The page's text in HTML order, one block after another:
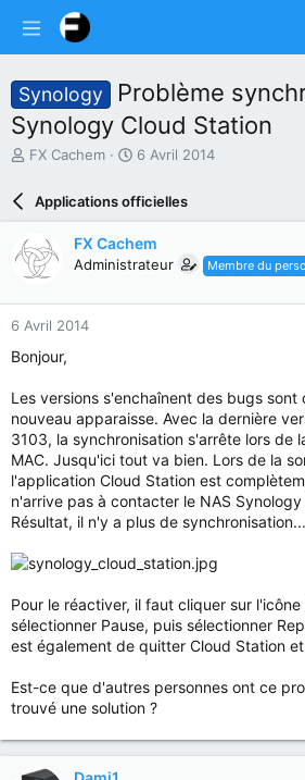
Synology
Problème
Synology Cloud Station
A
e
r
d
s
u
FX Cachem
D
t
e
e
d
b
6 Avril 2014
Applications officielles
FX Cachem
Administrateur Membre du
6 Avril 2014
Bonjour,
Les versions s'enchaînent des bugs sont
nouveau apparaisse. Avec la dernière
3103, la synchronisation s'arrête lors de
MAC. Jusqu'ici tout va bien. Lors de la
l'application Cloud Station est
n'arrive pas à contacter le NAS
Résultat, il n'y a plus de synchronisation...
Pour le réactiver, il faut cliquer sur
sélectionner Pause, puis sélectionner
est également de quitter Cloud Station
Est-ce que d'autres personnes ont ce
trouvé une solution ?